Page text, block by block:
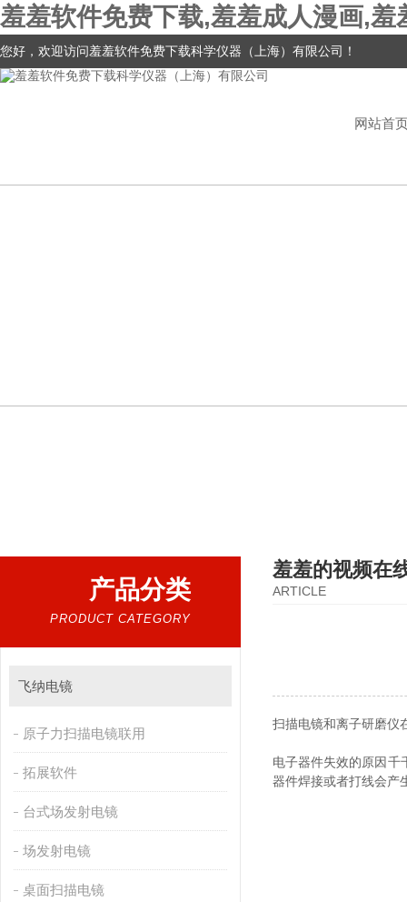
羞羞软件免费下载,羞羞成人漫画,
您好，欢迎访问羞羞软件免费下载科学仪器（上海）有限公司！
网站首
产品分类
PRODUCT CATEGORY
飞纳电镜
原子力扫描电镜联用
拓展软件
台式场发射电镜
场发射电镜
桌面扫描电镜
羞羞的视频在
ARTICLE
扫描电镜和离子研磨仪
电子器件失效的原因千千
器件焊接或者打线会产生